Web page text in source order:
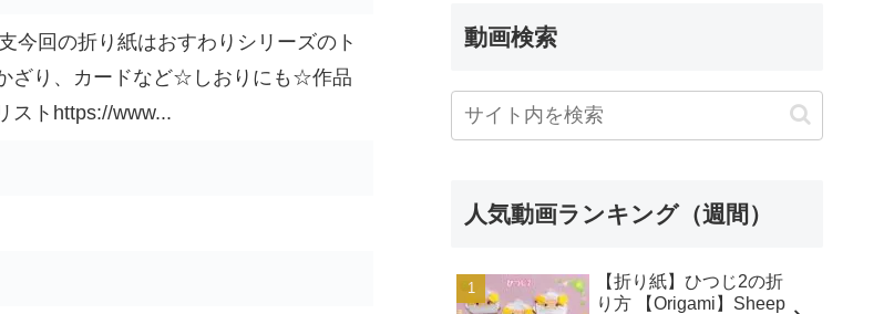
回の折り紙はおすわりシリーズのト
ざり、カードなど☆しおりにも☆作品
ストhttps://www...
動画検索
人気動画ランキング（週間）
【折り紙】ひつじ2の折
り方 【Origami】Sheep